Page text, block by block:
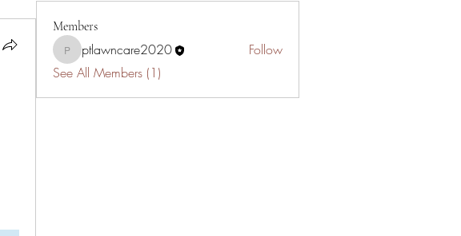
Members
ptlawncare2020
ptlawncare2020
Follow
See All Members (1)